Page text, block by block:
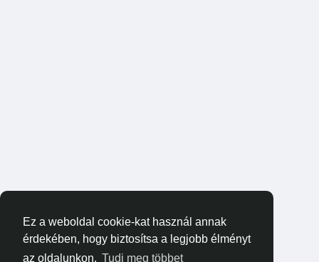
Ez a weboldal cookie-kat használ annak
érdekében, hogy biztosítsa a legjobb élményt
az oldalunkon. Tudj meg többet